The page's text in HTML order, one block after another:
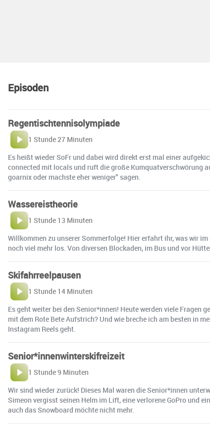
Episoden
Regentischtennisolympiade
1 Stunde 27 Minuten
Es heißt wieder SoFr und dabei wird direkt erst mal einer
connected mit locals und ruft die große Kumquatverschwörung
goarnix oder machste eher weniger" sagen.
Wassereistheorie
1 Stunde 13 Minuten
Willkommen zu unserer Sommerfolge! Hier erfahrt ihr, was wir
noch viel mehr los. Von diversen Blockaden, im Bus und vor
Skifahrreelpausen
1 Stunde 14 Minuten
Es geht weiter bei den Senior*innen! Heute werden viele Fragen
mit dem Rote Bete Aufstrich? Und wie breche ich am besten in
Instagram Reels geht.
Senior*innenwinterskifreizeit
1 Stunde 9 Minuten
Wir sind wieder zurück! Dieses Mal waren die Senior*innen
Simeon vergisst seinen Helm im Lift, eine verlorene GoPro und
auch das Snowboard möchte nicht mehr.